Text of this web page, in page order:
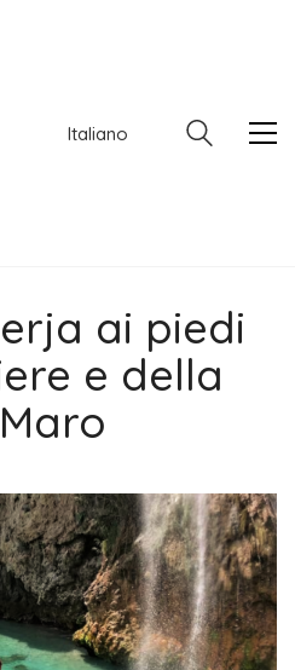
Italiano
ai piedi
e della